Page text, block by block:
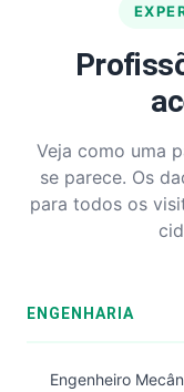
Veja como uma
se parece. Os
para todos os
ENGENHARIA
Engenheiro